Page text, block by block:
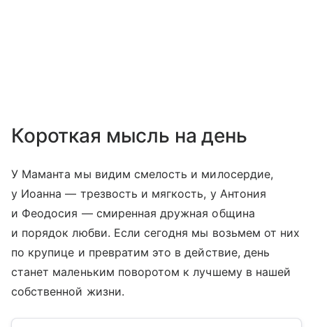
Короткая мысль на день
У Маманта мы видим смелость и милосердие,
у Иоанна — трезвость и мягкость, у Антония
и Феодосия — смиренная дружная община
и порядок любви. Если сегодня мы возьмем от них
по крупице и превратим это в действие, день
станет маленьким поворотом к лучшему в нашей
собственной жизни.